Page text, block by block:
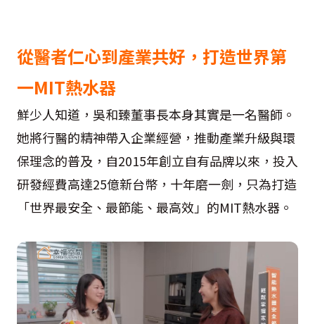
從醫者仁心到產業共好，打造世界第
一MIT熱水器
鮮少人知道，吳和臻董事長本身其實是一名醫師。
她將行醫的精神帶入企業經營，推動產業升級與環
保理念的普及，自2015年創立自有品牌以來，投入
研發經費高達25億新台幣，十年磨一劍，只為打造
「世界最安全、最節能、最高效」的MIT熱水器。